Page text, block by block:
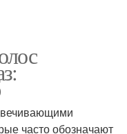
часто обозначают